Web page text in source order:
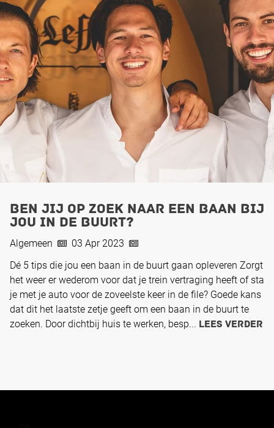
Ben jij op zoek naar een baan bij
jou in de buurt?
Algemeen
03 Apr 2023
Dé 5 tips die jou een baan in de buurt gaan opleveren Zorgt
het weer er wederom voor dat je trein vertraging heeft of sta
je met je auto voor de zoveelste keer in de file? Goede kans
dat dit het laatste zetje geeft om een baan in de buurt te
zoeken. Door dichtbij huis te werken, besp... Lees verder